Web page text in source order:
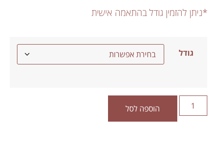
*ניתן להזמין גודל בהתאמה אישית
גודל
הוספה לסל